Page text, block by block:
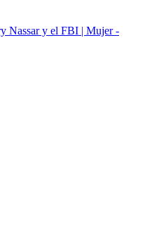
Nassar y el FBI | Mujer -